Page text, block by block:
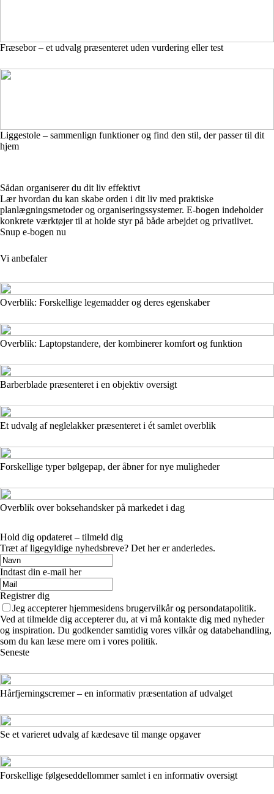
Fræsebor – et udvalg præsenteret uden vurdering eller test
Liggestole – sammenlign funktioner og find den stil, der passer til dit
hjem
Sådan organiserer du dit liv effektivt
Lær hvordan du kan skabe orden i dit liv med praktiske
planlægningsmetoder og organiseringssystemer. E-bogen indeholder
konkrete værktøjer til at holde styr på både arbejdet og privatlivet.
Snup e-bogen nu
Vi anbefaler
Overblik: Forskellige legemadder og deres egenskaber
Overblik: Laptopstandere, der kombinerer komfort og funktion
Barberblade præsenteret i en objektiv oversigt
Et udvalg af neglelakker præsenteret i ét samlet overblik
Forskellige typer bølgepap, der åbner for nye muligheder
Overblik over boksehandsker på markedet i dag
Hold dig opdateret – tilmeld dig
Træt af ligegyldige nyhedsbreve? Det her er anderledes.
Indtast din e-mail her
Registrer dig
Jeg accepterer hjemmesidens brugervilkår og persondatapolitik.
Ved at tilmelde dig accepterer du, at vi må kontakte dig med nyheder
og inspiration. Du godkender samtidig vores vilkår og databehandling,
som du kan læse mere om i vores politik.
Seneste
Hårfjerningscremer – en informativ præsentation af udvalget
Se et varieret udvalg af kædesave til mange opgaver
Forskellige følgeseddellommer samlet i en informativ oversigt